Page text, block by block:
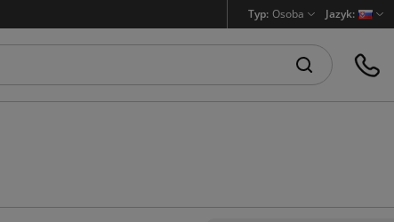
Typ: Osoba Jazyk: